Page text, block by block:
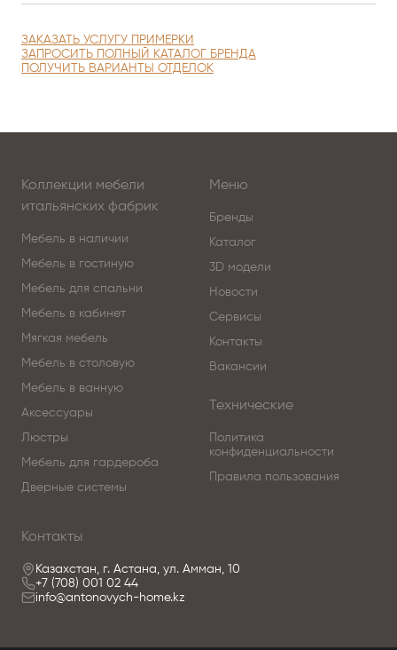
ЗАКАЗАТЬ УСЛУГУ ПРИМЕРКИ
ЗАПРОСИТЬ ПОЛНЫЙ КАТАЛОГ БРЕНДА
ПОЛУЧИТЬ ВАРИАНТЫ ОТДЕЛОК
Коллекции мебели
итальянских фабрик
Мебель в наличии
Мебель в гостиную
Мебель для спальни
Мебель в кабинет
Мягкая мебель
Мебель в столовую
Мебель в ванную
Аксессуары
Люстры
Мебель для гардероба
Дверные системы
Меню
Бренды
Каталог
3D модели
Новости
Сервисы
Контакты
Вакансии
Технические
Политика
конфиденциальности
Правила пользования
Контакты
Казахстан, г. Астана, ул. Амман, 10
+7 (708) 001 02 44
info@antonovych-home.kz